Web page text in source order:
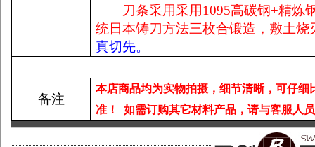
刀条采用采用1095高碳钢+精炼
统日本铸刀方法三枚合锻造，敷土
真切先。
备注
本店商品均为实物拍摄，细节清晰，可仔
准！
如需订购其它材料产品，请与客服人